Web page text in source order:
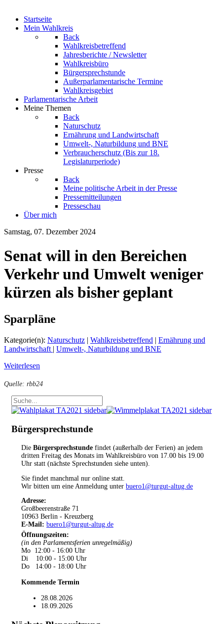
Startseite
Mein Wahlkreis
Back
Wahlkreisbetreffend
Jahresberichte / Newsletter
Wahlkreisbüro
Bürgersprechstunde
Außerparlamentarische Termine
Wahlkreisgebiet
Parlamentarische Arbeit
Meine Themen
Back
Naturschutz
Ernährung und Landwirtschaft
Umwelt-, Naturbildung und BNE
Verbraucherschutz (Bis zur 18.
Legislaturperiode)
Presse
Back
Meine politische Arbeit in der Presse
Pressemitteilungen
Presseschau
Über mich
Samstag, 07. Dezember 2024
Senat will in den Bereichen
Verkehr und Umwelt weniger
kürzen als bisher geplant
Sparpläne
Kategorie(n): Naturschutz | Wahlkreisbetreffend | Ernährung und
Landwirtschaft | Umwelt-, Naturbildung und BNE
Weiterlesen
Quelle: rbb24
Bürgersprechstunde
Die Bürgersprechstunde findet (außerhalb der Ferien) an jedem
dritten Freitag des Monats im Wahlkreisbüro von 17.00 bis 19.00
Uhr statt (nächste Sprechstunden siehe unten).
Sie findet manchmal nur online statt.
Wir bitten um eine Anmeldung unter buero1@turgut-altug.de
Adresse:
Großbeerenstraße 71
10963 Berlin - Kreuzberg
E-Mail: buero1@turgut-altug.de
Öffnungszeiten:
(in den Parlamentsferien unregelmäßig)
Mo 12:00 - 16:00 Uhr
Di 10:00 - 15:00 Uhr
Do 14:00 - 18:00 Uhr
Kommende Termin
28.08.2026
18.09.2026